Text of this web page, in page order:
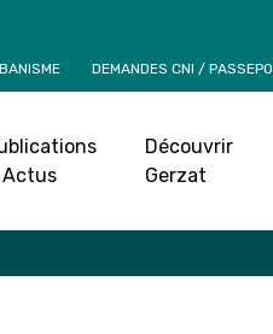
DEMANDES CNI /
Actus
Découvrir
Gerzat